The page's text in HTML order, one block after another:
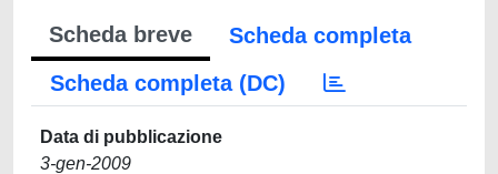
Scheda breve
Scheda completa
Scheda completa (DC)
Data di pubblicazione
3-gen-2009